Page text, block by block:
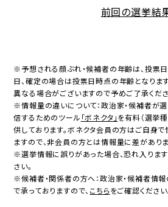
前回の選挙結
※予想される顔ぶれ・候補者の年齢は、投票
日、確定の場合は投票日時点の年齢となりま
異なる場合がございますので予めご了承くださ
※情報量の違いについて：政治家・候補者が
信するためのツール 「ボネクタ」を有料（選挙
供しております。ボネクタ会員の方はご自身
ますので、非会員の方とは情報量に差がありま
※選挙情報に誤りがあった場合、恐れ入りま
さい。
※候補者・関係者の方へ：政治家・候補者情報
で承っておりますので、 こちらをご確認ください